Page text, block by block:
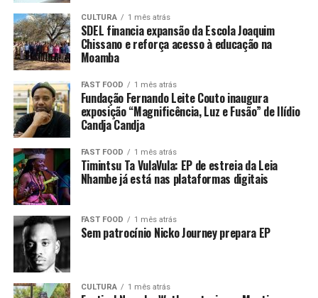
CULTURA 1 mês atrás
SDEL financia expansão da Escola Joaquim
Chissano e reforça acesso à educação na
Moamba
FAST FOOD 1 mês atrás
Fundação Fernando Leite Couto inaugura
exposição “Magnificência, Luz e Fusão” de Ilídio
Candja Candja
FAST FOOD 1 mês atrás
Timintsu Ta VulaVula: EP de estreia da Leia
Nhambe já está nas plataformas digitais
FAST FOOD 1 mês atrás
Sem patrocínio Nicko Journey prepara EP
CULTURA 1 mês atrás